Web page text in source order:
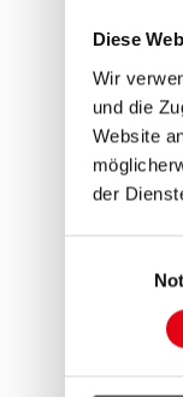
Diese
Wir
und die
Website
der